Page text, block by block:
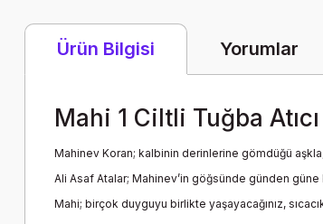
Ürün Bilgisi Yorumlar
Mahi 1 Ciltli Tuğba
Mahinev Koran; kalbinin derinlerine gömdüğü
Ali Asaf Atalar; Mahinev’in göğsünde günden güne
Mahi; birçok duyguyu birlikte yaşayacağınız,